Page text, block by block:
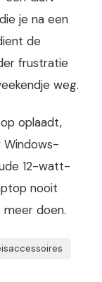
je na een
de
frustratie
weg.
oplaadt,
Windows-
12-watt-
nooit
doen.